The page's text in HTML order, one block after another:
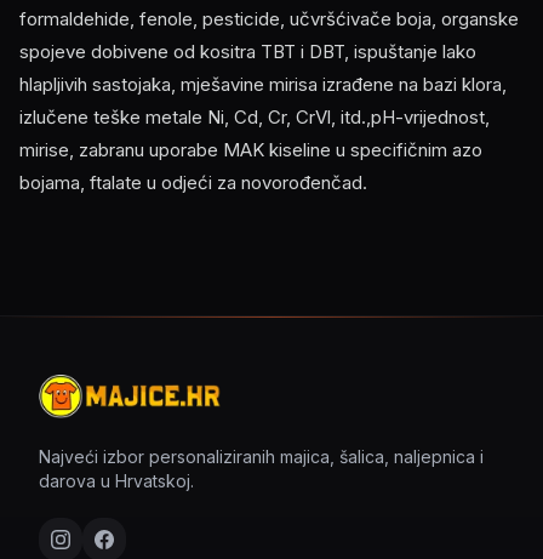
formaldehide, fenole, pesticide, učvršćivače boja, organske
spojeve dobivene od kositra TBT i DBT, ispuštanje lako
hlapljivih sastojaka, mješavine mirisa izrađene na bazi klora,
izlučene teške metale Ni, Cd, Cr, CrVl, itd.,pH-vrijednost,
mirise, zabranu uporabe MAK kiseline u specifičnim azo
bojama, ftalate u odjeći za novorođenčad.
Najveći izbor personaliziranih majica, šalica, naljepnica i
darova u Hrvatskoj.